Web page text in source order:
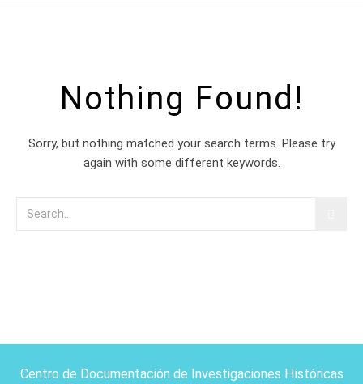
Nothing Found!
Sorry, but nothing matched your search terms. Please try
again with some different keywords.
Centro de Documentación de Investigaciones Históricas